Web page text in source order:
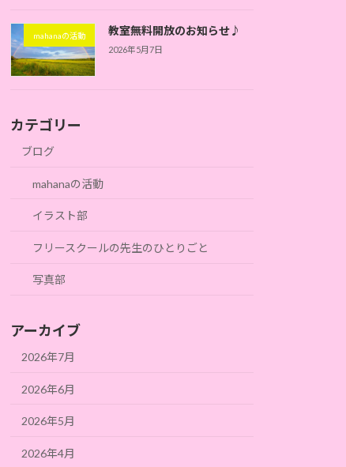
mahanaの活動 教室無料開放のお知らせ♪
2026年5月7日
カテゴリー
ブログ
mahanaの活動
イラスト部
フリースクールの先生のひとりごと
写真部
アーカイブ
2026年7月
2026年6月
2026年5月
2026年4月